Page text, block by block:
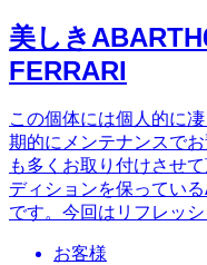
美しき
FERRARI
この個体には個人的に
期的にメンテナンスで
も多くお取り付けさせ
ディションを保ってい
です。今回はリフレッシ
お客様